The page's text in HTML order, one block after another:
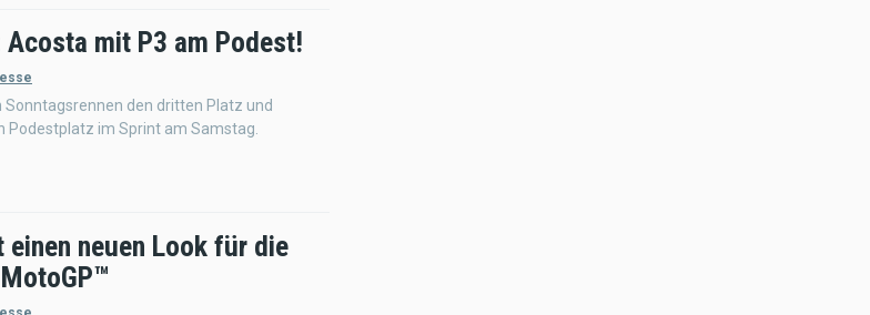
Acosta mit P3 am Podest!
den dritten Platz und
im Sprint am Samstag.
einen neuen Look für die